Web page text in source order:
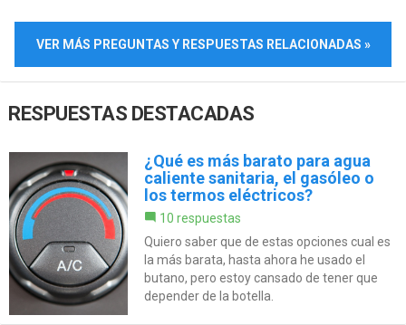
VER MÁS PREGUNTAS Y RESPUESTAS RELACIONADAS »
RESPUESTAS DESTACADAS
¿Qué es más barato para agua
caliente sanitaria, el gasóleo o
los termos eléctricos?
10 respuestas
Quiero saber que de estas opciones cual es
la más barata, hasta ahora he usado el
butano, pero estoy cansado de tener que
depender de la botella.